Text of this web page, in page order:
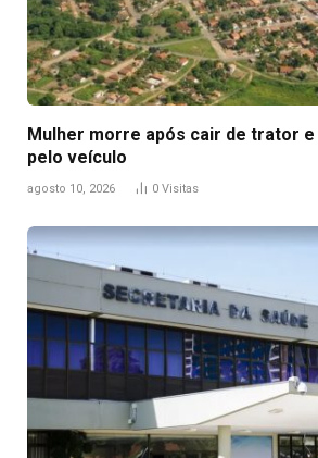
Mulher morre após cair de trator
pelo veículo
agosto 10, 2026 0 Visitas